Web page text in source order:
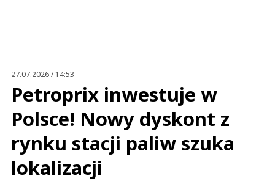
27.07.2026 / 14:53
Petroprix inwestuje w
Polsce! Nowy dyskont z
rynku stacji paliw szuka
lokalizacji